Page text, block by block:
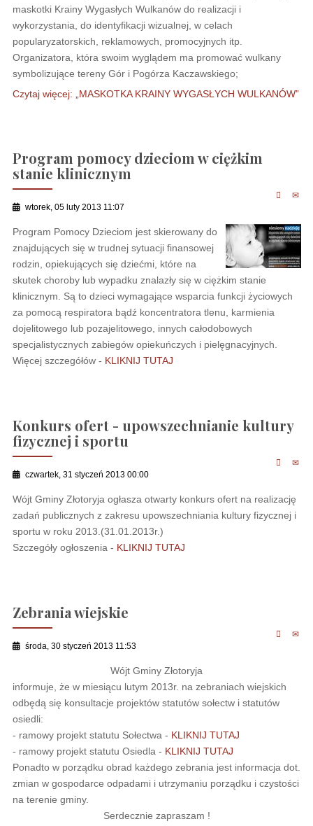
maskotki Krainy Wygasłych Wulkanów do realizacji i
wykorzystania, do identyfikacji wizualnej, w celach
popularyzatorskich, reklamowych, promocyjnych itp.
Organizatora, która swoim wyglądem ma promować wulkany
symbolizujące tereny Gór i Pogórza Kaczawskiego;
Czytaj więcej: „MASKOTKA KRAINY WYGASŁYCH WULKANÓW”
Program pomocy dzieciom w ciężkim
stanie klinicznym
wtorek, 05 luty 2013 11:07
Program Pomocy Dzieciom jest skierowany do
znajdujących się w trudnej sytuacji finansowej
rodzin, opiekujących się dziećmi, które na
skutek choroby lub wypadku znalazły się w ciężkim stanie
klinicznym. Są to dzieci wymagające wsparcia funkcji życiowych
za pomocą respiratora bądź koncentratora tlenu, karmienia
dojelitowego lub pozajelitowego, innych całodobowych
specjalistycznych zabiegów opiekuńczych i pielęgnacyjnych.
Więcej szczegółów - KLIKNIJ TUTAJ
Konkurs ofert - upowszechnianie kultury
fizycznej i sportu
czwartek, 31 styczeń 2013 00:00
Wójt Gminy Złotoryja ogłasza otwarty konkurs ofert na realizację
zadań publicznych z zakresu upowszechniania kultury fizycznej i
sportu w roku 2013.(31.01.2013r.)
Szczegóły ogłoszenia - KLIKNIJ TUTAJ
Zebrania wiejskie
środa, 30 styczeń 2013 11:53
Wójt Gminy Złotoryja
informuje, że w miesiącu lutym 2013r. na zebraniach wiejskich
odbędą się konsultacje projektów statutów sołectw i statutów
osiedli:
- ramowy projekt statutu Sołectwa - KLIKNIJ TUTAJ
- ramowy projekt statutu Osiedla - KLIKNIJ TUTAJ
Ponadto w porządku obrad każdego zebrania jest informacja dot.
zmian w gospodarce odpadami i utrzymaniu porządku i czystości
na terenie gminy.
Serdecznie zapraszam !